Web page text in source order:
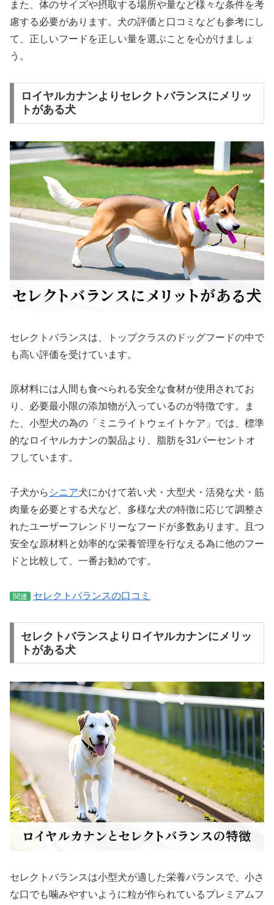
また、体のサイズや摂取する場所や量など様々な条件を考
慮する必要があります。犬の評価と口コミなども参考にし
て、正しいフードを正しい量を選ぶことを心がけましょ
う。
ロイヤルカナンよりセレクトバランスにメリッ
トがある犬
セレクトバランスは、トップクラスのドッグフードの中で
も高い評価を受けています。
原材料には人間も食べられる安全な食材が使用されてお
り、必要最小限の添加物が入っているのが特徴です。ま
た、小型犬の為の「ミニライトウェイトケア」では、標準
的なロイヤルカナンの製品より、脂肪を31パーセントオ
フしています。
子犬から シニア犬にかけて若い犬・大型犬・活発な犬・筋
肉量を必要とする犬など、多様な犬の特徴に応じて調整さ
れたユーザーフレンドリーなフードが多数あります。且つ
安全な原材料と効率的な栄養管理を行なえる為に他のフー
ドと比較して、一番お勧めです。
関連 セレクトバランスの口コミ
セレクトバランスよりロイヤルカナンにメリッ
トがある犬
セレクトバランスは小型犬が適した栄養バランスで、小さ
な口でも噛みやすいように粒が作られているプレミアムフ